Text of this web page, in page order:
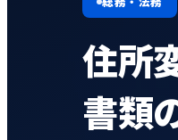
住所
書類